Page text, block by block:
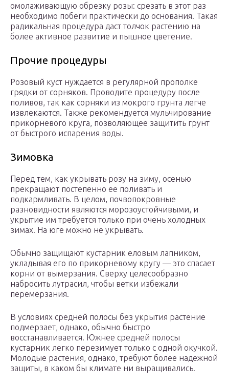
омолаживающую обрезку розы: срезать в этот раз
необходимо побеги практически до основания. Такая
радикальная процедура даст толчок растению на
более активное развитие и пышное цветение.
Прочие процедуры
Розовый куст нуждается в регулярной прополке
грядки от сорняков. Проводите процедуру после
поливов, так как сорняки из мокрого грунта легче
извлекаются. Также рекомендуется мульчирование
прикорневого круга, позволяющее защитить грунт
от быстрого испарения воды.
Зимовка
Перед тем, как укрывать розу на зиму, осенью
прекращают постепенно ее поливать и
подкармливать. В целом, почвопокровные
разновидности являются морозоустойчивыми, и
укрытие им требуется только при очень холодных
зимах. На юге можно не укрывать.
Обычно защищают кустарник еловым лапником,
укладывая его по прикорневому кругу — это спасает
корни от вымерзания. Сверху целесообразно
набросить лутрасил, чтобы ветки избежали
перемерзания.
В условиях средней полосы без укрытия растение
подмерзает, однако, обычно быстро
восстанавливается. Южнее средней полосы
кустарник легко перезимует только с одной окучкой.
Молодые растения, однако, требуют более надежной
защиты, в каком бы климате ни выращивались.